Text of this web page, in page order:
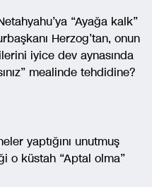
“Ayağa kalk”
Herzog’tan, onun
iyice dev aynasında
mealinde tehdidine?
yaptığını unutmuş
o küstah “Aptal olma”